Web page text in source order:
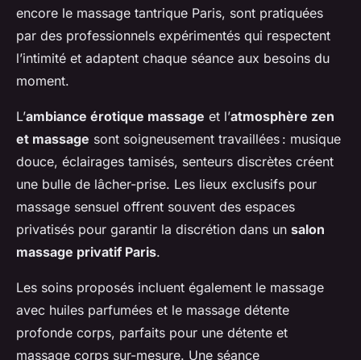
encore le massage tantrique Paris, sont pratiquées
par des professionnels expérimentés qui respectent
l’intimité et adaptent chaque séance aux besoins du
moment.
L’ambiance érotique massage et l’atmosphère zen
et massage sont soigneusement travaillées : musique
douce, éclairages tamisés, senteurs discrètes créent
une bulle de lâcher-prise. Les lieux exclusifs pour
massage sensuel offrent souvent des espaces
privatisés pour garantir la discrétion dans un salon
massage privatif Paris.
Les soins proposés incluent également le massage
avec huiles parfumées et le massage détente
profonde corps, parfaits pour une détente et
massage corps sur-mesure. Une séance